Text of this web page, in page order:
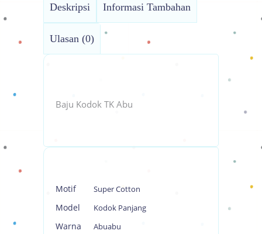
Deskripsi Informasi Tambahan
Ulasan (0)
Baju Kodok TK Abu
Motif Super Cotton
Model Kodok Panjang
Warna Abuabu